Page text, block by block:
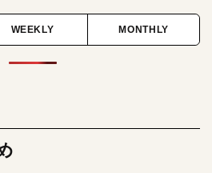
WEEKLY MONTHLY